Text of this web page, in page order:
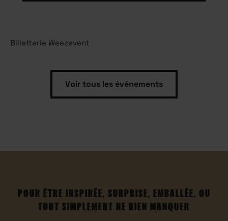
Billetterie Weezevent
Voir tous les événements
POUR ÊTRE INSPIRÉE, SURPRISE, EMBALLÉE, OU
TOUT SIMPLEMENT NE RIEN MANQUER